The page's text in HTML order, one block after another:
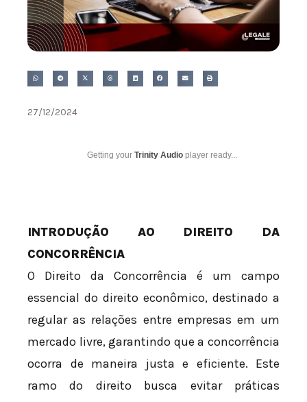
27/12/2024
Getting your Trinity Audio player ready...
INTRODUÇÃO AO DIREITO DA
CONCORRÊNCIA
O Direito da Concorrência é um campo
essencial do direito econômico, destinado a
regular as relações entre empresas em um
mercado livre, garantindo que a concorrência
ocorra de maneira justa e eficiente. Este
ramo do direito busca evitar práticas